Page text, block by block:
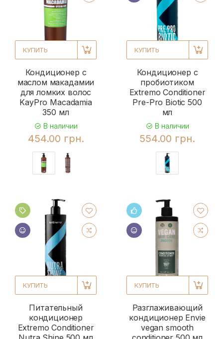
КУПИТЬ
Кондиционер с
маслом макадамии
для ломких волос
KayPro Macadamia
350 мл
В наличии
454.00 грн.
КУПИТЬ
Кондиционер с
пробиотиком
Extremo Conditioner
Pre-Pro Biotic 500
мл
В наличии
554.00 грн.
КУПИТЬ
Питательный
кондиционер
Extremo Conditioner
КУПИТЬ
Разглаживающий
кондиционер Envie
vegan smooth